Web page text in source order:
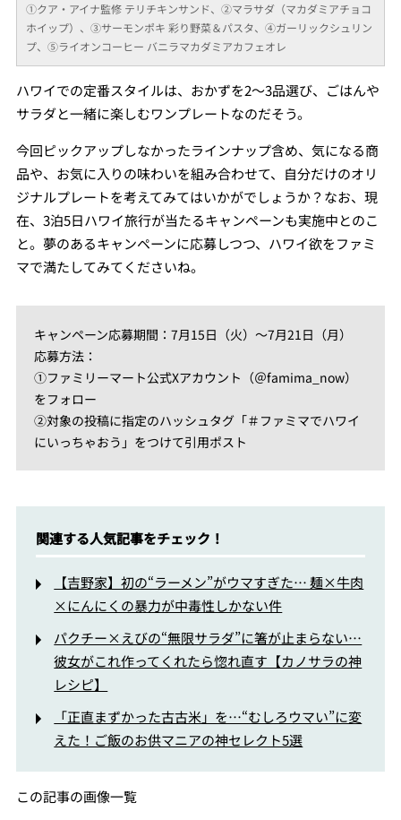
①クア・アイナ監修 テリチキンサンド、②マラサダ（マカダミアチョコ
ホイップ）、③サーモンポキ 彩り野菜＆パスタ、④ガーリックシュリン
プ、⑤ライオンコーヒー バニラマカダミアカフェオレ
ハワイでの定番スタイルは、おかずを2～3品選び、ごはんや
サラダと一緒に楽しむワンプレートなのだそう。
今回ピックアップしなかったラインナップ含め、気になる商
品や、お気に入りの味わいを組み合わせて、自分だけのオリ
ジナルプレートを考えてみてはいかがでしょうか？なお、現
在、3泊5日ハワイ旅行が当たるキャンペーンも実施中とのこ
と。夢のあるキャンペーンに応募しつつ、ハワイ欲をファミ
マで満たしてみてくださいね。
キャンペーン応募期間：7月15日（火）～7月21日（月）
応募方法：
①ファミリーマート公式Xアカウント（＠famima_now）
をフォロー
②対象の投稿に指定のハッシュタグ「＃ファミマでハワイ
にいっちゃおう」をつけて引用ポスト
関連する人気記事をチェック！
【吉野家】初の“ラーメン”がウマすぎた… 麺×牛肉
×にんにくの暴力が中毒性しかない件
パクチー×えびの“無限サラダ”に箸が止まらない…
彼女がこれ作ってくれたら惚れ直す【カノサラの神
レシピ】
「正直まずかった古古米」を…“むしろウマい”に変
えた！ご飯のお供マニアの神セレクト5選
この記事の画像一覧